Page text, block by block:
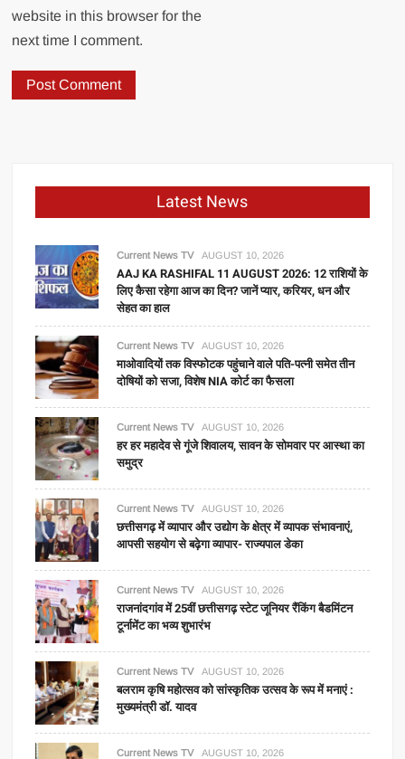
website in this browser for the
next time I comment.
Latest News
Current News TV AUGUST 10, 2026
AAJ KA RASHIFAL 11 AUGUST 2026: 12 राशियों के
लिए कैसा रहेगा आज का दिन? जानें प्यार, करियर, धन और
सेहत का हाल
Current News TV AUGUST 10, 2026
माओवादियों तक विस्फोटक पहुंचाने वाले पति-पत्नी समेत तीन
दोषियों को सजा, विशेष NIA कोर्ट का फैसला
Current News TV AUGUST 10, 2026
हर हर महादेव से गूंजे शिवालय, सावन के सोमवार पर आस्था का
समुद्र
Current News TV AUGUST 10, 2026
छत्तीसगढ़ में व्यापार और उद्योग के क्षेत्र में व्यापक संभावनाएं,
आपसी सहयोग से बढ़ेगा व्यापार- राज्यपाल डेका
Current News TV AUGUST 10, 2026
राजनांदगांव में 25वीं छत्तीसगढ़ स्टेट जूनियर रैंकिंग बैडमिंटन
टूर्नामेंट का भव्य शुभारंभ
Current News TV AUGUST 10, 2026
बलराम कृषि महोत्सव को सांस्कृतिक उत्सव के रूप में मनाएं :
मुख्यमंत्री डॉ. यादव
Current News TV AUGUST 10, 2026